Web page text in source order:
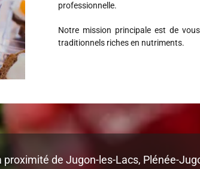
professionnelle.
Notre mission principale est de
traditionnels riches en nutriments.
de Jugon-les-Lacs, Plénée-